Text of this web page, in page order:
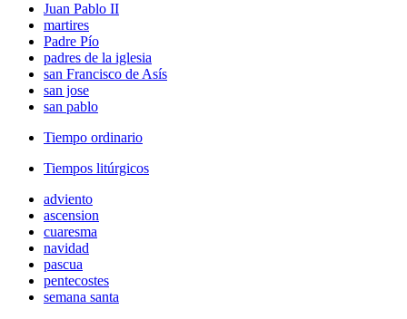
Juan Pablo II
martires
Padre Pío
padres de la iglesia
san Francisco de Asís
san jose
san pablo
Tiempo ordinario
Tiempos litúrgicos
adviento
ascension
cuaresma
navidad
pascua
pentecostes
semana santa